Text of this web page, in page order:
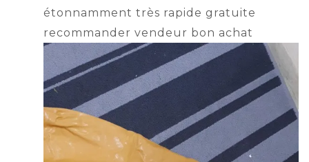
étonnamment très rapide gratuite
recommander vendeur bon achat